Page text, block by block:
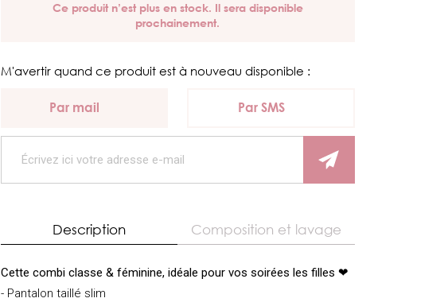
Ce produit n’est plus en stock. Il sera disponible
prochainement.
M'avertir quand ce produit est à nouveau disponible :
Par mail Par SMS
Description Composition et lavage
Cette combi classe & féminine, idéale pour vos soirées les filles ❤
- Pantalon taillé slim